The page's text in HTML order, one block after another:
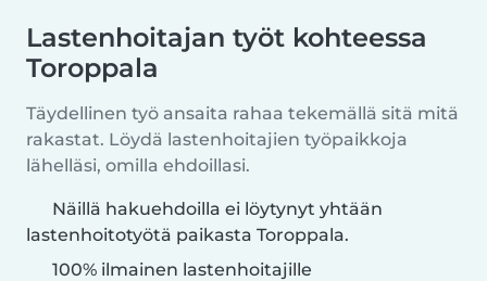
Lastenhoitajan työt kohteessa
Toroppala
Täydellinen työ ansaita rahaa tekemällä sitä mitä
rakastat. Löydä lastenhoitajien työpaikkoja
lähelläsi, omilla ehdoillasi.
Näillä hakuehdoilla ei löytynyt yhtään
lastenhoitotyötä paikasta Toroppala.
100% ilmainen lastenhoitajille